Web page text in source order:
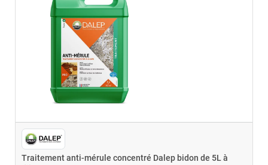
Traitement anti-mérule concentré Dalep bidon de 5L à